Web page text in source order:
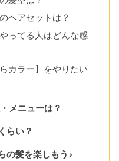
ヘアセットは？
ってる人はどんな感
カラー】をやりたい
メニューは？
らい？
の髪を楽しもう♪